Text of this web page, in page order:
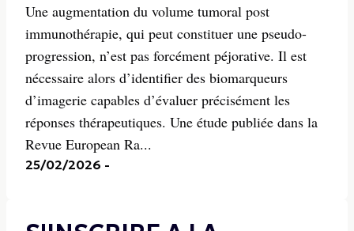
Une augmentation du volume tumoral post
immunothérapie, qui peut constituer une pseudo-
progression, n’est pas forcément péjorative. Il est
nécessaire alors d’identifier des biomarqueurs
d’imagerie capables d’évaluer précisément les
réponses thérapeutiques. Une étude publiée dans la
Revue European Ra...
25/02/2026 -